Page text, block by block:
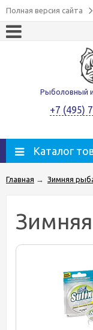
Полная версия сайта
Рыболовный
+7 (495)
Каталог
Главная → Зимняя